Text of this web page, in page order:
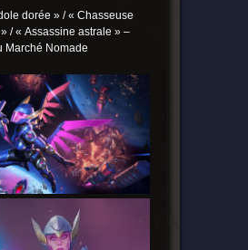
dorée » / « Chasseuse
/ « Assassine astrale » –
Marché Nomade